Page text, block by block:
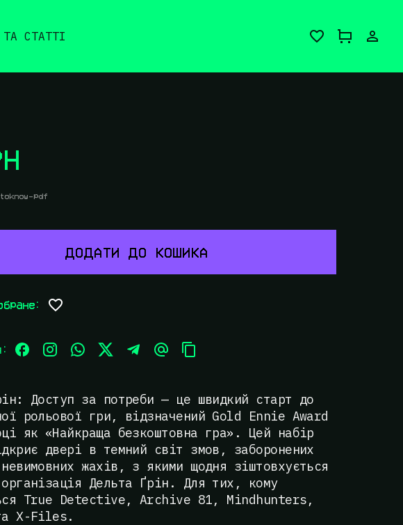
СТАТТІ
pdf
ДОДАТИ ДО КОШИКА
Доступ за потреби — це швидкий старт до
рольової гри, відзначений Gold Ennie Award
як «Найкраща безкоштовна гра». Цей набір
двері в темний світ змов, заборонених
жахів, з якими щодня зіштовхується
організація Дельта Ґрін. Для тих, кому
True Detective, Archive 81, Mindhunters,
X-Files.